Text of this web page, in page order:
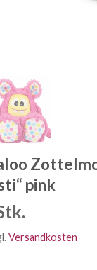
pink
Versandkosten